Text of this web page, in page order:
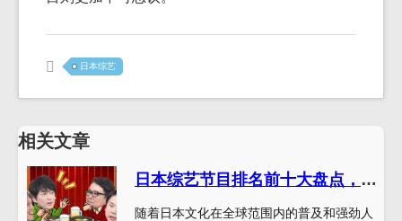
日本综艺
相关文章
日本综艺节目排名前十大盘点，看你都了解多少？
随着日本文化在全球范围内的普及和强劲人